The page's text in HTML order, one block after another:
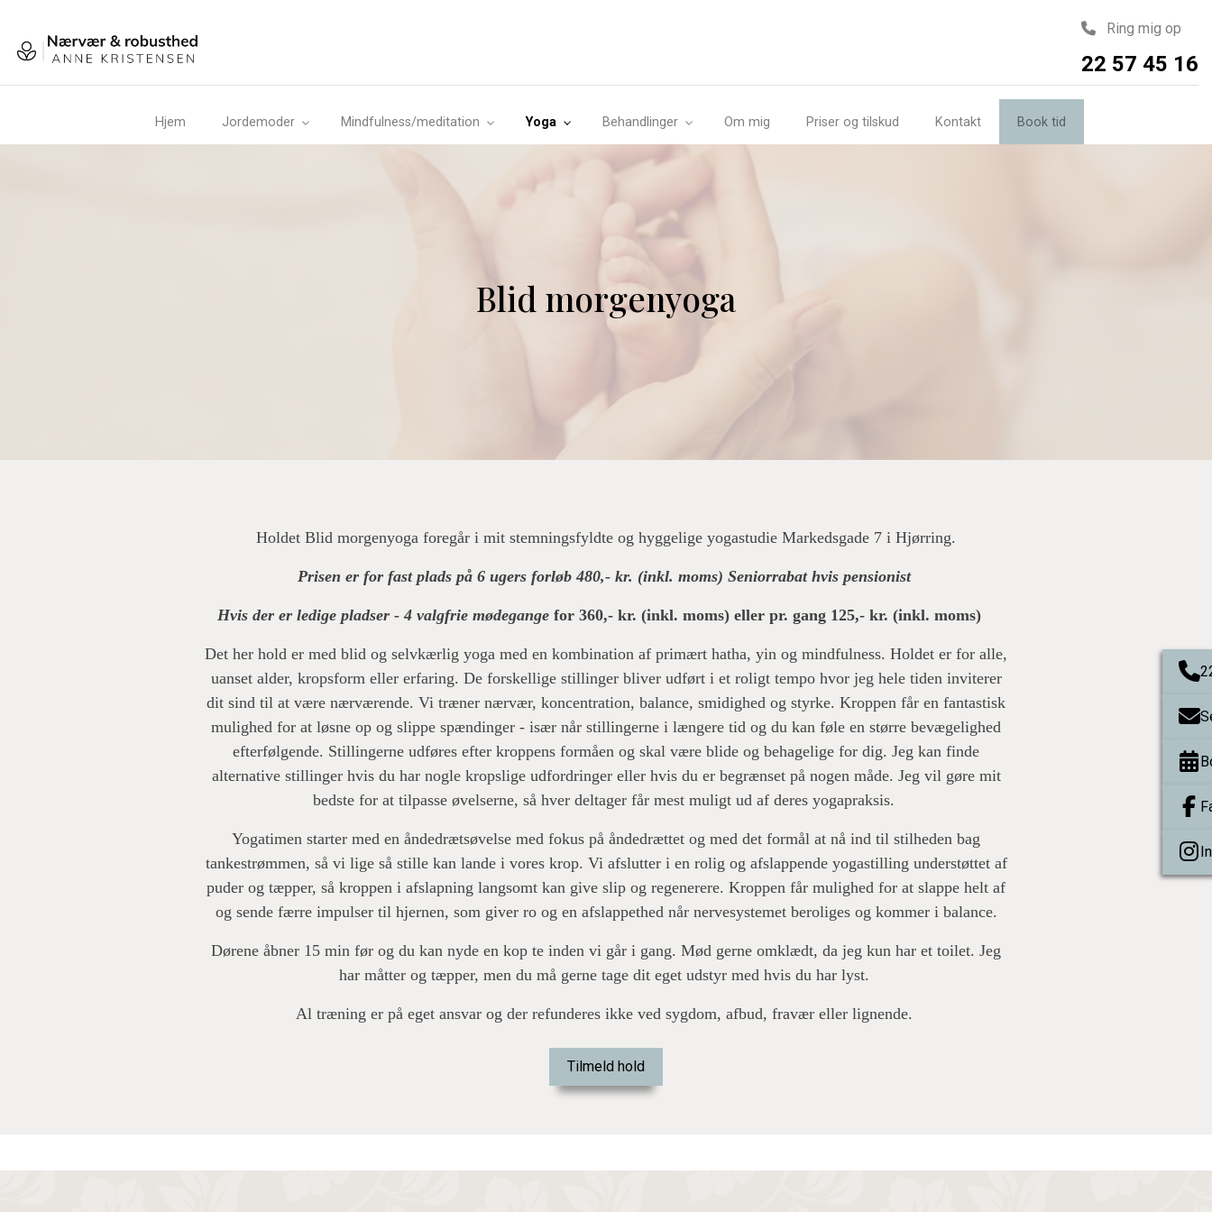
hovedindhold
Ring mig op
22 57 45 16
Hjem Jordemoder Mindfulness/meditation Yoga Behandlinger Om mig Priser og tilskud Kontakt Book tid
Blid morgenyoga
Holdet Blid morgenyoga foregår i mit stemningsfyldte og hyggelige yogastudie Markedsgade 7 i Hjørring.
Prisen er for fast plads på 6 ugers forløb 480,- kr. (inkl. moms) Seniorrabat hvis pensionist
Hvis der er ledige pladser - 4 valgfrie mødegange for 360,- kr. (inkl. moms) eller pr. gang 125,- kr. (inkl. moms)
Det her hold er med blid og selvkærlig yoga med en kombination af primært hatha, yin og mindfulness. Holdet er for alle,
uanset alder, kropsform eller erfaring. De forskellige stillinger bliver udført i et roligt tempo hvor jeg hele tiden inviterer
dit sind til at være nærværende. Vi træner nærvær, koncentration, balance, smidighed og styrke. Kroppen får en fantastisk
mulighed for at løsne op og slippe spændinger - især når stillingerne i længere tid og du kan føle en større bevægelighed
efterfølgende. Stillingerne udføres efter kroppens formåen og skal være blide og behagelige for dig. Jeg kan finde
alternative stillinger hvis du har nogle kropslige udfordringer eller hvis du er begrænset på nogen måde. Jeg vil gøre mit
bedste for at tilpasse øvelserne, så hver deltager får mest muligt ud af deres yogapraksis.
Yogatimen starter med en åndedrætsøvelse med fokus på åndedrættet og med det formål at nå ind til stilheden bag
tankestrømmen, så vi lige så stille kan lande i vores krop. Vi afslutter i en rolig og afslappende yogastilling understøttet af
puder og tæpper, så kroppen i afslapning langsomt kan give slip og regenerere. Kroppen får mulighed for at slappe helt af
og sende færre impulser til hjernen, som giver ro og en afslappethed når nervesystemet beroliges og kommer i balance.
Dørene åbner 15 min før og du kan nyde en kop te inden vi går i gang. Mød gerne omklædt, da jeg kun har et toilet. Jeg
har måtter og tæpper, men du må gerne tage dit eget udstyr med hvis du har lyst.
Al træning er på eget ansvar og der refunderes ikke ved sygdom, afbud, fravær eller lignende.
Tilmeld hold